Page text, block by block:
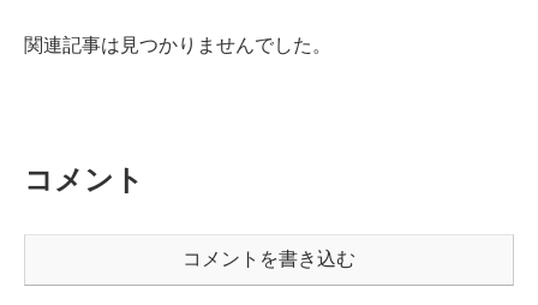
関連記事は見つかりませんでした。
コメント
コメントを書き込む